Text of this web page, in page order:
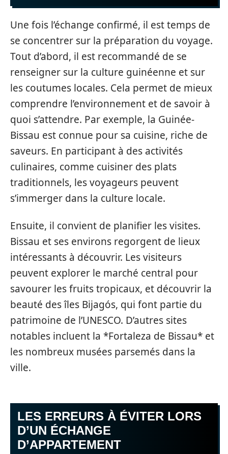
Une fois l’échange confirmé, il est temps de
se concentrer sur la préparation du voyage.
Tout d’abord, il est recommandé de se
renseigner sur la culture guinéenne et sur
les coutumes locales. Cela permet de mieux
comprendre l’environnement et de savoir à
quoi s’attendre. Par exemple, la Guinée-
Bissau est connue pour sa cuisine, riche de
saveurs. En participant à des activités
culinaires, comme cuisiner des plats
traditionnels, les voyageurs peuvent
s’immerger dans la culture locale.
Ensuite, il convient de planifier les visites.
Bissau et ses environs regorgent de lieux
intéressants à découvrir. Les visiteurs
peuvent explorer le marché central pour
savourer les fruits tropicaux, et découvrir la
beauté des îles Bijagós, qui font partie du
patrimoine de l’UNESCO. D’autres sites
notables incluent la *Fortaleza de Bissau* et
les nombreux musées parsemés dans la
ville.
LES ERREURS À ÉVITER LORS
D’UN ÉCHANGE
D’APPARTEMENT